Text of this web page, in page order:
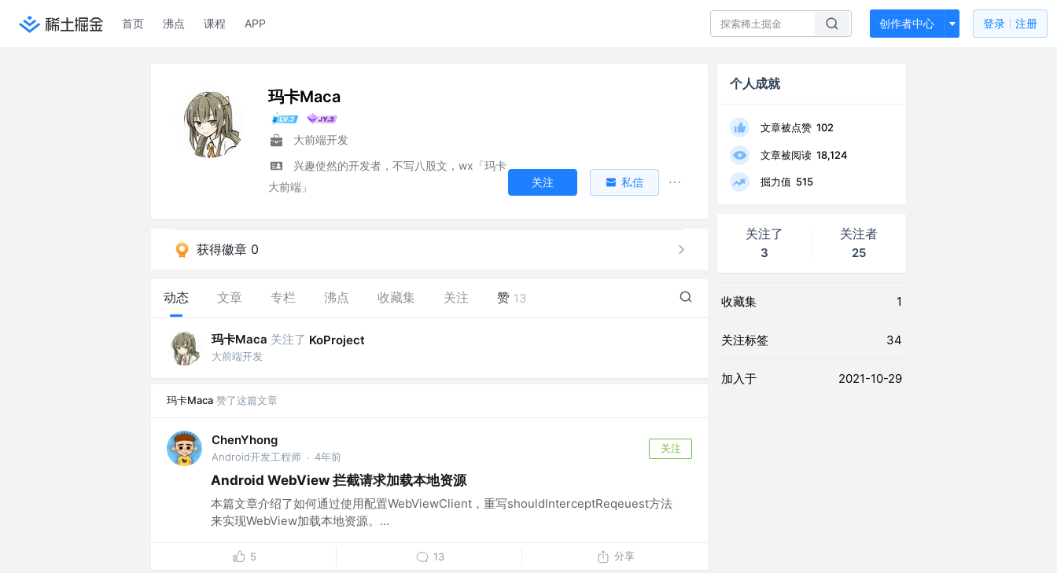
首页 沸点 课程 APP 创作者中心 登录 注册
玛卡Maca
大前端开发
兴趣使然的开发者，不写八股文，wx「玛卡
大前端」
关注 私信
获得徽章 0
动态 文章 专栏 沸点 收藏集 关注 赞 13
玛卡Maca 关注了 KoProject
大前端开发
玛卡Maca 赞了这篇文章
ChenYhong
Android开发工程师 · 4年前
关注
Android WebView 拦截请求加载本地资源
本篇文章介绍了如何通过使用配置WebViewClient，重写shouldInterceptReqeuest方法
来实现WebView加载本地资源。...
5 13 分享
个人成就
文章被点赞 102
文章被阅读 18,124
掘力值 515
关注了
3
关注者
25
收藏集 1
关注标签 34
加入于 2021-10-29